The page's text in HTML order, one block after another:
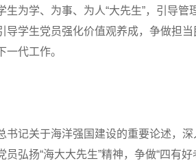
学、为事、为人“大先生”，引导管
学生党员强化价值观养成，争做担
代工作。
记关于海洋强国建设的重要论述，深
弘扬“海大大先生”精神，争做“四有好